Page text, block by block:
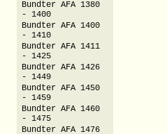
Bundter AFA 1380
- 1400
Bundter AFA 1400
- 1410
Bundter AFA 1411
- 1425
Bundter AFA 1426
- 1449
Bundter AFA 1450
- 1459
Bundter AFA 1460
- 1475
Bundter AFA 1476